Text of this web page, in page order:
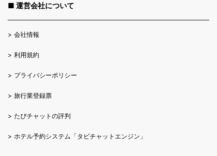
■ 運営会社について
> 会社情報
> 利用規約
> プライバシーポリシー
> 旅行業登録票
> たびチャットの評判
> ホテル予約システム「タビチャットエンジン」